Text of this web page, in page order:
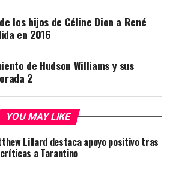
los hijos de Céline Dion a René
en 2016
de Hudson Williams y sus
2
YOU MAY LIKE
Lillard destaca apoyo positivo tras
a Tarantino